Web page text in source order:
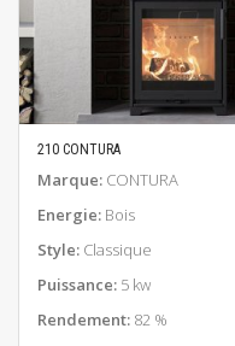
EN SAVOIR PLUS
210 CONTURA
Marque: CONTURA
Energie: Bois
Style: Classique
Puissance: 5 kw
Rendement: 82 %